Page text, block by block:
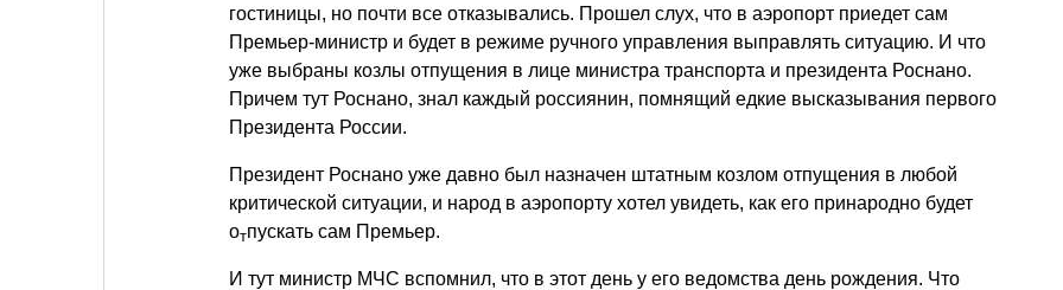
гостиницы, но почти все отказывались. Прошел слух, что в аэропорт приедет сам
Премьер-министр и будет в режиме ручного управления выправлять ситуацию. И что
уже выбраны козлы отпущения в лице министра транспорта и президента Роснано.
Причем тут Роснано, знал каждый россиянин, помнящий едкие высказывания первого
Президента России.
Президент Роснано уже давно был назначен штатным козлом отпущения в любой
критической ситуации, и народ в аэропорту хотел увидеть, как его принародно будет
отпускать сам Премьер.
И тут министр МЧС вспомнил, что в этот день у его ведомства день рождения. Что